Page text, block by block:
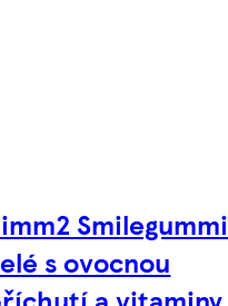
Smilegummi
s ovocnou